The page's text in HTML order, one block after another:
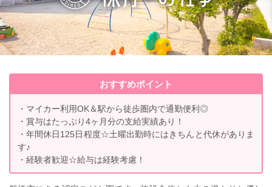
おすすめポイント
・マイカー利用OK＆駅から徒歩圏内で通勤便利◎
・賞与はたっぷり4ヶ月分の支給実績あり！
・年間休日125日程度☆土曜出勤時にはきちんと代休がありま
す♪
・経験者歓迎☆給与は経験考慮！